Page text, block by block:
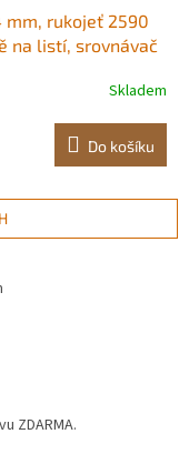
mm, rukojeť 2590
na listí, srovnávač
m VíceúčelnéSkladem
Do košíku
ZDARMA.